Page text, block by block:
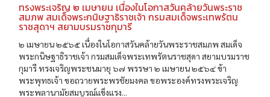
ทรงพระเจริญ ๒ เมษายน เนื่องในโอกาสวันคล้ายวันพระราช
สมภพ สมเด็จพระกนิษฐาธิราชเจ้า กรมสมเด็จพระเทพรัตน
ราชสุดาฯ สยามบรมราชกุมารี
๒ เมษายน ๒๕๖๕ เนื่องในโอกาสวันคล้ายวันพระราชสมภพ สมเด็จ
พระกนิษฐาธิราชเจ้า กรมสมเด็จพระเทพรัตนราชสุดา สยามบรมราช
กุมารี ทรงเจริญพระชนมายุ ๖๗ พรรษา ๒ เมษายน ๒๕๖๔ ข้า
พระพุทธเจ้า ขอถวายพระพรชัยมงคล ขอพระองค์ทรงพระเจริญ
พระพลานามัยสมบูรณ์แข็งแรง...